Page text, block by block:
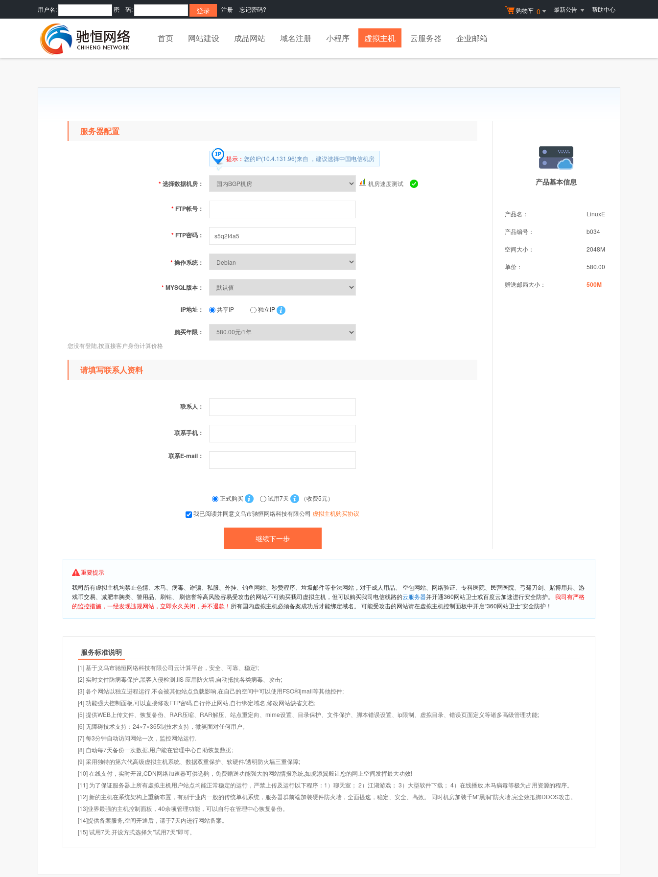
购物车 0 最新公告 帮助中心
用户名: 密 码: 注册 忘记密码?
首页 网站建设 成品网站 域名注册 小程序 虚拟主机 云服务器 企业邮箱
产品基本信息
产品名： LinuxE
产品编号： b034
空间大小： 2048M
单价： 580.00
赠送邮局大小： 500M
服务器配置
提示： 您的IP(10.4.131.96)来自 ，建议选择中国电信机房
*选择数据机房： 机房速度测试
* FTP帐号：
* FTP密码：
*操作系统：
*MYSQL版本：
IP地址： 共享IP 独立IP
购买年限：
您没有登陆,按直接客户身份计算价格
请填写联系人资料
联系人：
联系手机：
联系E-mail：
正式购买 试用7天
（收费5元）
我已阅读并同意义乌市驰恒网络科技有限公司 虚拟主机购买协议
重要提示
我司所有虚拟主机均禁止色情、木马、病毒、诈骗、私服、外挂、钓鱼网站、秒赞程序、垃圾邮件等非法网站，对于成人用品、 空包网站、网络验证、专科医院、民营医院、弓驽刀剑、赌博用具、游
戏币交易、减肥丰胸类、警用品、刷钻、 刷信誉等高风险容易受攻击的网站不可购买我司虚拟主机，但可以购买我司电信线路的云服务器并开通360网站卫士或百度云加速进行安全防护。 我司有严格
的监控措施，一经发现违规网站，立即永久关闭，并不退款！ 所有国内虚拟主机必须备案成功后才能绑定域名。 可能受攻击的网站请在虚拟主机控制面板中开启“360网站卫士”安全防护！
服务标准说明
[1] 基于义乌市驰恒网络科技有限公司云计算平台，安全、可靠、稳定!;
[2] 实时文件防病毒保护,黑客入侵检测,IIS 应用防火墙,自动抵抗各类病毒、攻击;
[3] 各个网站以独立进程运行,不会被其他站点负载影响,在自己的空间中可以使用FSO和jmail等其他控件;
[4] 功能强大控制面板,可以直接修改FTP密码,自行停止网站,自行绑定域名,修改网站缺省文档;
[5] 提供WEB上传文件、恢复备份、RAR压缩、RAR解压、站点重定向、mime设置、目录保护、文件保护、脚本错误设置、ip限制、虚拟目录、错误页面定义等诸多高级管理功能;
[6] 无障碍技术支持：24×7×365制技术支持，微笑面对任何用户。
[7] 每3分钟自动访问网站一次，监控网站运行.
[8] 自动每7天备份一次数据,用户能在管理中心自助恢复数据;
[9] 采用独特的第六代高级虚拟主机系统、数据双重保护、软硬件/透明防火墙三重保障;
[10] 在线支付，实时开设,CDN网络加速器可供选购，免费赠送功能强大的网站情报系统,如虎添翼般让您的网上空间发挥最大功效!
[11] 为了保证服务器上所有虚拟主机用户站点均能正常稳定的运行，严禁上传及运行以下程序：1）聊天室； 2）江湖游戏； 3）大型软件下载； 4）在线播放,木马病毒等极为占用资源的程序。
[12] 新的主机在系统架构上重新布置，有别于业内一般的传统单机系统，服务器群前端加装硬件防火墙，全面提速，稳定、安全、高效。 同时机房加装千M"黑洞"防火墙,完全效抵御DDOS攻击。
[13]业界最强的主机控制面板，40余项管理功能，可以自行在管理中心恢复备份。
[14]提供备案服务,空间开通后，请于7天内进行网站备案。
[15] 试用7天.开设方式选择为"试用7天"即可。